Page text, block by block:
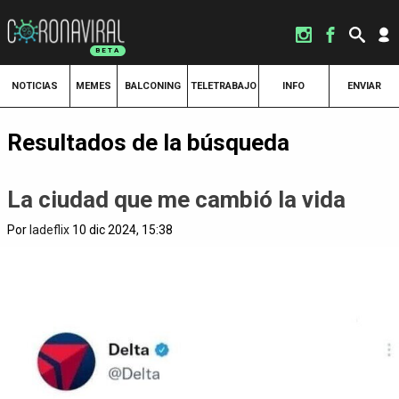
NOTICIAS MEMES BALCONING TELETRABAJO INFO ENVIAR
Resultados de la búsqueda
La ciudad que me cambió la vida
Por ladeflix 10 dic 2024, 15:38